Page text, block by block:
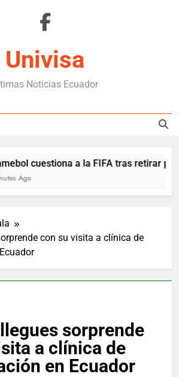
Univisa
Noticias Ecuador
cuestiona a la FIFA tras retirar
Ago
con su visita a clínica de
sorprende
a clínica de
en Ecuador